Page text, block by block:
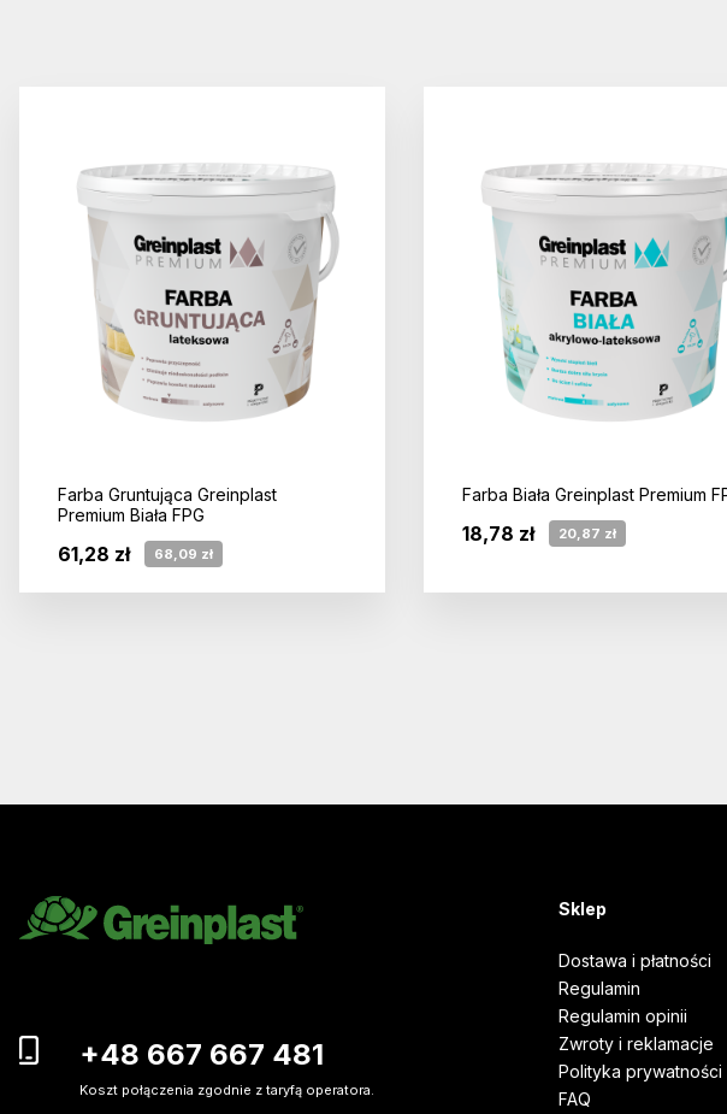
Farba Gruntująca Greinplast
Premium Biała FPG
61,28 zł 68,09 zł
Farba Biała Greinplast Premium
18,78 zł 20,87 zł
+48 667 667 481
Koszt połączenia zgodnie z taryfą operatora.
Sklep
Dostawa i płatności
Regulamin
Regulamin opinii
Zwroty i reklamacje
Polityka prywatności
FAQ